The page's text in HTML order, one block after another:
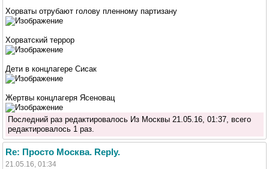
Хорваты отрубают голову пленному партизану
Хорватский террор
Дети в концлагере Сисак
Жертвы концлагеря Ясеновац
Последний раз редактировалось Из Москвы 21.05.16, 01:37, всего
редактировалось 1 раз.
Re: Просто Москва. Reply.
21.05.16, 01:34